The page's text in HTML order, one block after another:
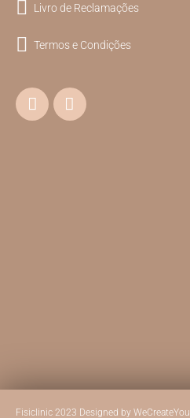
Livro de Reclamações
Termos e Condições
Fisiclinic 2023 Designed by WeCreateYou